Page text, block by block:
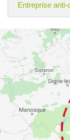
Entreprise anti-